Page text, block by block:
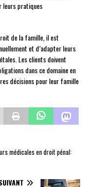
leurs pratiques
de la famille, il est
et d’adapter leurs
Les clients doivent
dans ce domaine en
décisions pour leur famille
médicales en droit pénal: